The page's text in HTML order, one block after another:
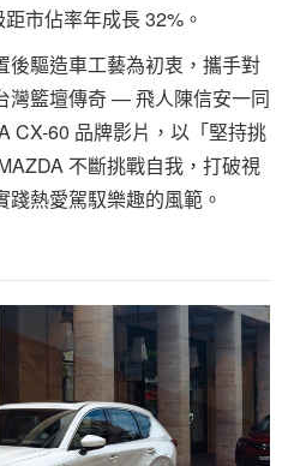
市佔率年成長 32%。
後驅造車工藝為初衷，攜手對
灣籃壇傳奇 — 飛人陳信安一同
CX-60 品牌影片，以「堅持挑
不斷挑戰自我，打破視
熱愛駕馭樂趣的風範。